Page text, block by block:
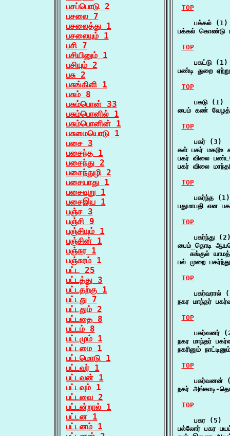
பசப்பொடு 2
பசலை 7
பசலைத்து 1
பசலையும் 1
பசி 7
பசியினும் 1
பசியும் 2
பசு 2
பசுங்கிளி 1
பசும் 8
பசும்பொன் 33
பசும்பொனில் 1
பசும்பொனின் 1
பசுமையொடு 1
பசை 3
பசைந்த 1
பசைந்து 2
பசைந்துழி 2
பசையாது 1
பசைவுறு 1
பசைஇய 1
பஞ்ச 3
பஞ்சி 9
பஞ்சியும் 1
பஞ்சின் 1
பஞ்சுர 1
பஞ்சுரம் 1
பட்ட 25
பட்டத்து 3
பட்டதற்கு 1
பட்டது 7
பட்டதும் 2
பட்டதை 8
பட்டம் 8
பட்டமும் 1
பட்டமை 1
பட்டமொடு 1
பட்டவர் 1
பட்டவன் 1
பட்டவும் 1
பட்டவை 2
பட்டன்றால் 1
பட்டன 1
பட்டனம் 1
TOP
    பக்கல் (1)
பக்கல் கொண்டு
TOP
    பகட்டு (1)
பண்டி துறை
TOP
    பகடு (1)
பைம் கண்
TOP
    பகர் (3)
கள் பகர்
பகர் விலை
பகர் விலை
TOP
    பகர்ந்த (1)
பதுமாபதி என
TOP
பகர்ந்து
பைம்_தொடி
கங்குல்
பல் முறை
TOP
பகர்வரால்
நகர மாந்தர்
TOP
பகர்வனர்
நகர மாந்தர்
நகரினும்
TOP
பகர்வனன்
நகர் அங்காடி-
TOP
    பகர (5)
பல்லோர் பகர